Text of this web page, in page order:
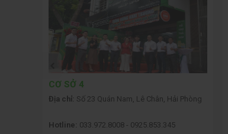
CƠ SỞ 4
Địa chỉ: Số 23 Quán Nam, Lê Chân, Hải Phòng
Hotline: 033.972.8008 - 0925.853.345